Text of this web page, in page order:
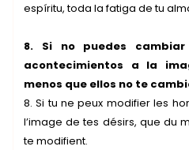
espíritu, toda la fatiga de tu
8. Si no puedes
acontecimientos a la
menos que ellos no te
8. Si tu ne peux modifier les
l’image de tes désirs, que du
te modifient.